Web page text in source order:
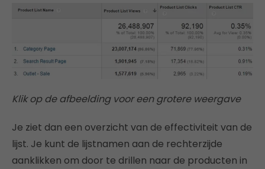
Klik op de afbeelding voor een grotere weergave
Je ziet dan een overzicht van de effectiviteit van de
lijst. Je kunt de lijstnamen aan de rechterzijde
aanklikken om door te drillen naar de producten in